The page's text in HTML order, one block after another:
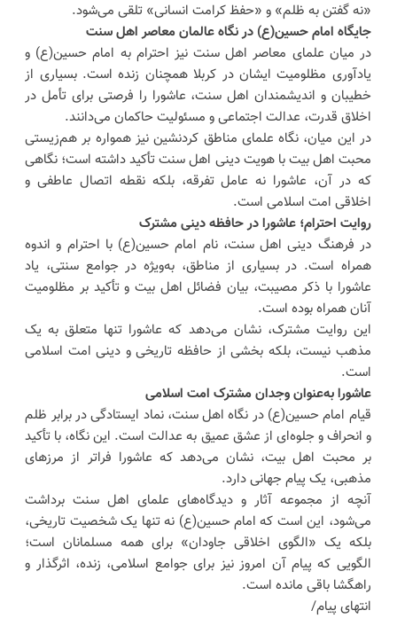
«نه گفتن به ظلم» و «حفظ کرامت انسانی» تلقی می‌شود.
جایگاه امام حسین(ع) در نگاه عالمان معاصر اهل سنت
در میان علمای معاصر اهل سنت نیز احترام به امام حسین(ع) و
یادآوری مظلومیت ایشان در کربلا همچنان زنده است. بسیاری از
خطیبان و اندیشمندان اهل سنت، عاشورا را فرصتی برای تأمل در
اخلاق قدرت، عدالت اجتماعی و مسئولیت حاکمان می‌دانند.
در این میان، نگاه علمای مناطق کردنشین نیز همواره بر هم‌زیستی
محبت اهل بیت با هویت دینی اهل سنت تأکید داشته است؛ نگاهی
که در آن، عاشورا نه عامل تفرقه، بلکه نقطه اتصال عاطفی و
اخلاقی امت اسلامی است.
روایت احترام؛ عاشورا در حافظه دینی مشترک
در فرهنگ دینی اهل سنت، نام امام حسین(ع) با احترام و اندوه
همراه است. در بسیاری از مناطق، به‌ویژه در جوامع سنتی، یاد
عاشورا با ذکر مصیبت، بیان فضائل اهل بیت و تأکید بر مظلومیت
آنان همراه بوده است.
این روایت مشترک، نشان می‌دهد که عاشورا تنها متعلق به یک
مذهب نیست، بلکه بخشی از حافظه تاریخی و دینی امت اسلامی
است.
عاشورا به‌عنوان وجدان مشترک امت اسلامی
قیام امام حسین(ع) در نگاه اهل سنت، نماد ایستادگی در برابر ظلم
و انحراف و جلوه‌ای از عشق عمیق به عدالت است. این نگاه، با تأکید
بر محبت اهل بیت، نشان می‌دهد که عاشورا فراتر از مرزهای
مذهبی، یک پیام جهانی دارد.
آنچه از مجموعه آثار و دیدگاه‌های علمای اهل سنت برداشت
می‌شود، این است که امام حسین(ع) نه تنها یک شخصیت تاریخی،
بلکه یک «الگوی اخلاقی جاودان» برای همه مسلمانان است؛
الگویی که پیام آن امروز نیز برای جوامع اسلامی، زنده، اثرگذار و
راهگشا باقی مانده است.
انتهای پیام/